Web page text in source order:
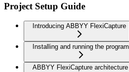
Project Setup Guide
Introducing ABBYY FlexiCapture
Installing and running the program
ABBYY FlexiCapture architecture